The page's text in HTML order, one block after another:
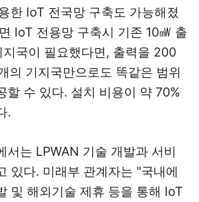
한 IoT 전국망 구축도 가능해졌
IoT 전용망 구축시 기존 10㎽ 출
지국이 필요했다면, 출력을 200
의 기지국만으로도 똑같은 범위
할 수 있다. 설치 비용이 약 70%
.
서는 LPWAN 기술 개발과 서비
있다. 미래부 관계자는 "국내에
및 해외기술 제휴 등을 통해 IoT